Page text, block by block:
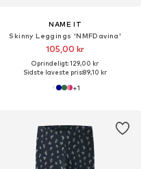
NAME IT
Skinny Leggings 'NMFDavina'
105,00 kr
Oprindeligt: 129,00 kr
Sidste laveste pris:89,10 kr
+1